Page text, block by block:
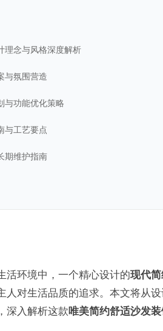
理念与风格深度解析
与氛围营造
与功能优化策略
与工艺要点
期维护指南
活环境中，一个精心设计的现代
人对生活品质的追求。本文将从
深入解析这款唯美简约舒适沙发装